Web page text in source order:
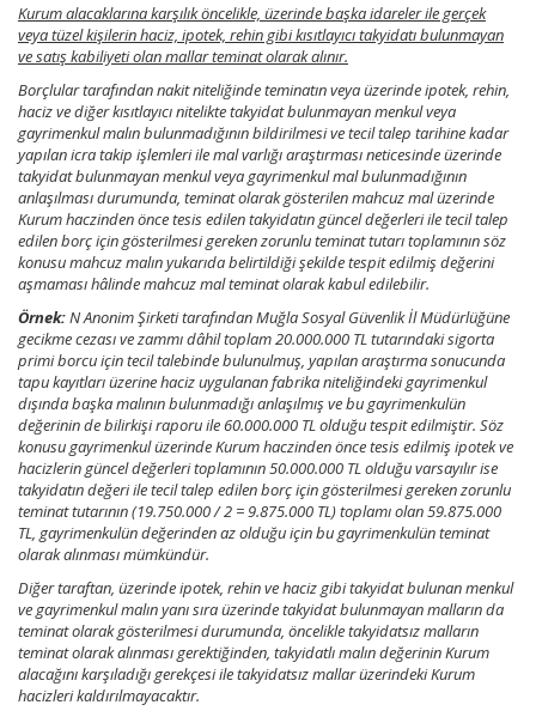
Kurum alacaklarına karşılık öncelikle, üzerinde başka idareler ile gerçek
veya tüzel kişilerin haciz, ipotek, rehin gibi kısıtlayıcı takyidatı bulunmayan
ve satış kabiliyeti olan mallar teminat olarak alınır.
Borçlular tarafından nakit niteliğinde teminatın veya üzerinde ipotek, rehin,
haciz ve diğer kısıtlayıcı nitelikte takyidat bulunmayan menkul veya
gayrimenkul malın bulunmadığının bildirilmesi ve tecil talep tarihine kadar
yapılan icra takip işlemleri ile mal varlığı araştırması neticesinde üzerinde
takyidat bulunmayan menkul veya gayrimenkul mal bulunmadığının
anlaşılması durumunda, teminat olarak gösterilen mahcuz mal üzerinde
Kurum haczinden önce tesis edilen takyidatın güncel değerleri ile tecil talep
edilen borç için gösterilmesi gereken zorunlu teminat tutarı toplamının söz
konusu mahcuz malın yukarıda belirtildiği şekilde tespit edilmiş değerini
aşmaması hâlinde mahcuz mal teminat olarak kabul edilebilir.
Örnek:N Anonim Şirketi tarafından Muğla Sosyal Güvenlik İl Müdürlüğüne
gecikme cezası ve zammı dâhil toplam 20.000.000 TL tutarındaki sigorta
primi borcu için tecil talebinde bulunulmuş, yapılan araştırma sonucunda
tapu kayıtları üzerine haciz uygulanan fabrika niteliğindeki gayrimenkul
dışında başka malının bulunmadığı anlaşılmış ve bu gayrimenkulün
değerinin de bilirkişi raporu ile 60.000.000 TL olduğu tespit edilmiştir. Söz
konusu gayrimenkul üzerinde Kurum haczinden önce tesis edilmiş ipotek ve
hacizlerin güncel değerleri toplamının 50.000.000 TL olduğu varsayılır ise
takyidatın değeri ile tecil talep edilen borç için gösterilmesi gereken zorunlu
teminat tutarının (19.750.000 / 2 = 9.875.000 TL) toplamı olan 59.875.000
TL, gayrimenkulün değerinden az olduğu için bu gayrimenkulün teminat
olarak alınması mümkündür.
Diğer taraftan, üzerinde ipotek, rehin ve haciz gibi takyidat bulunan menkul
ve gayrimenkul malın yanı sıra üzerinde takyidat bulunmayan malların da
teminat olarak gösterilmesi durumunda, öncelikle takyidatsız malların
teminat olarak alınması gerektiğinden, takyidatlı malın değerinin Kurum
alacağını karşıladığı gerekçesi ile takyidatsız mallar üzerindeki Kurum
hacizleri kaldırılmayacaktır.